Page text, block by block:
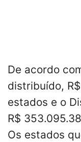
De acordo
distribuído,
estados e o
R$
Os estados